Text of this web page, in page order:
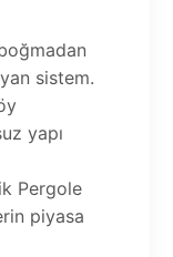
sistem.
yapı
Pergole
piyasa